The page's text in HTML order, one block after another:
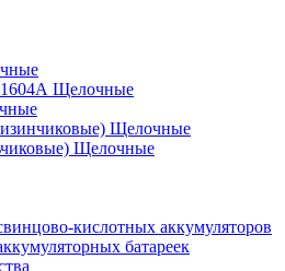
1604A Щелочные
Щелочные
Щелочные
кислотных аккумуляторов
батареек